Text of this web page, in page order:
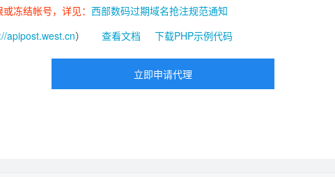
冻结帐号，详见： 西部数码过期域名抢注规范通知
apipost.west.cn） 查看文档 下载PHP示例代码
立即申请代理